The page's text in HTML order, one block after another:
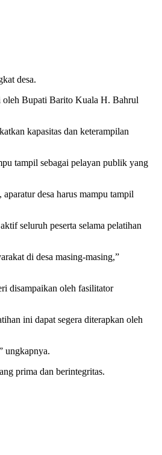
desa.
oleh Bupati Barito Kuala H. Bahrul
kapasitas dan keterampilan
tampil sebagai pelayan publik yang
desa harus mampu tampil
seluruh peserta selama pelatihan
di desa masing-masing,”
disampaikan oleh fasilitator
ini dapat segera diterapkan oleh
ungkapnya.
prima dan berintegritas.